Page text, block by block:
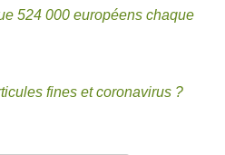
524 000 européens chaque
fines et coronavirus ?